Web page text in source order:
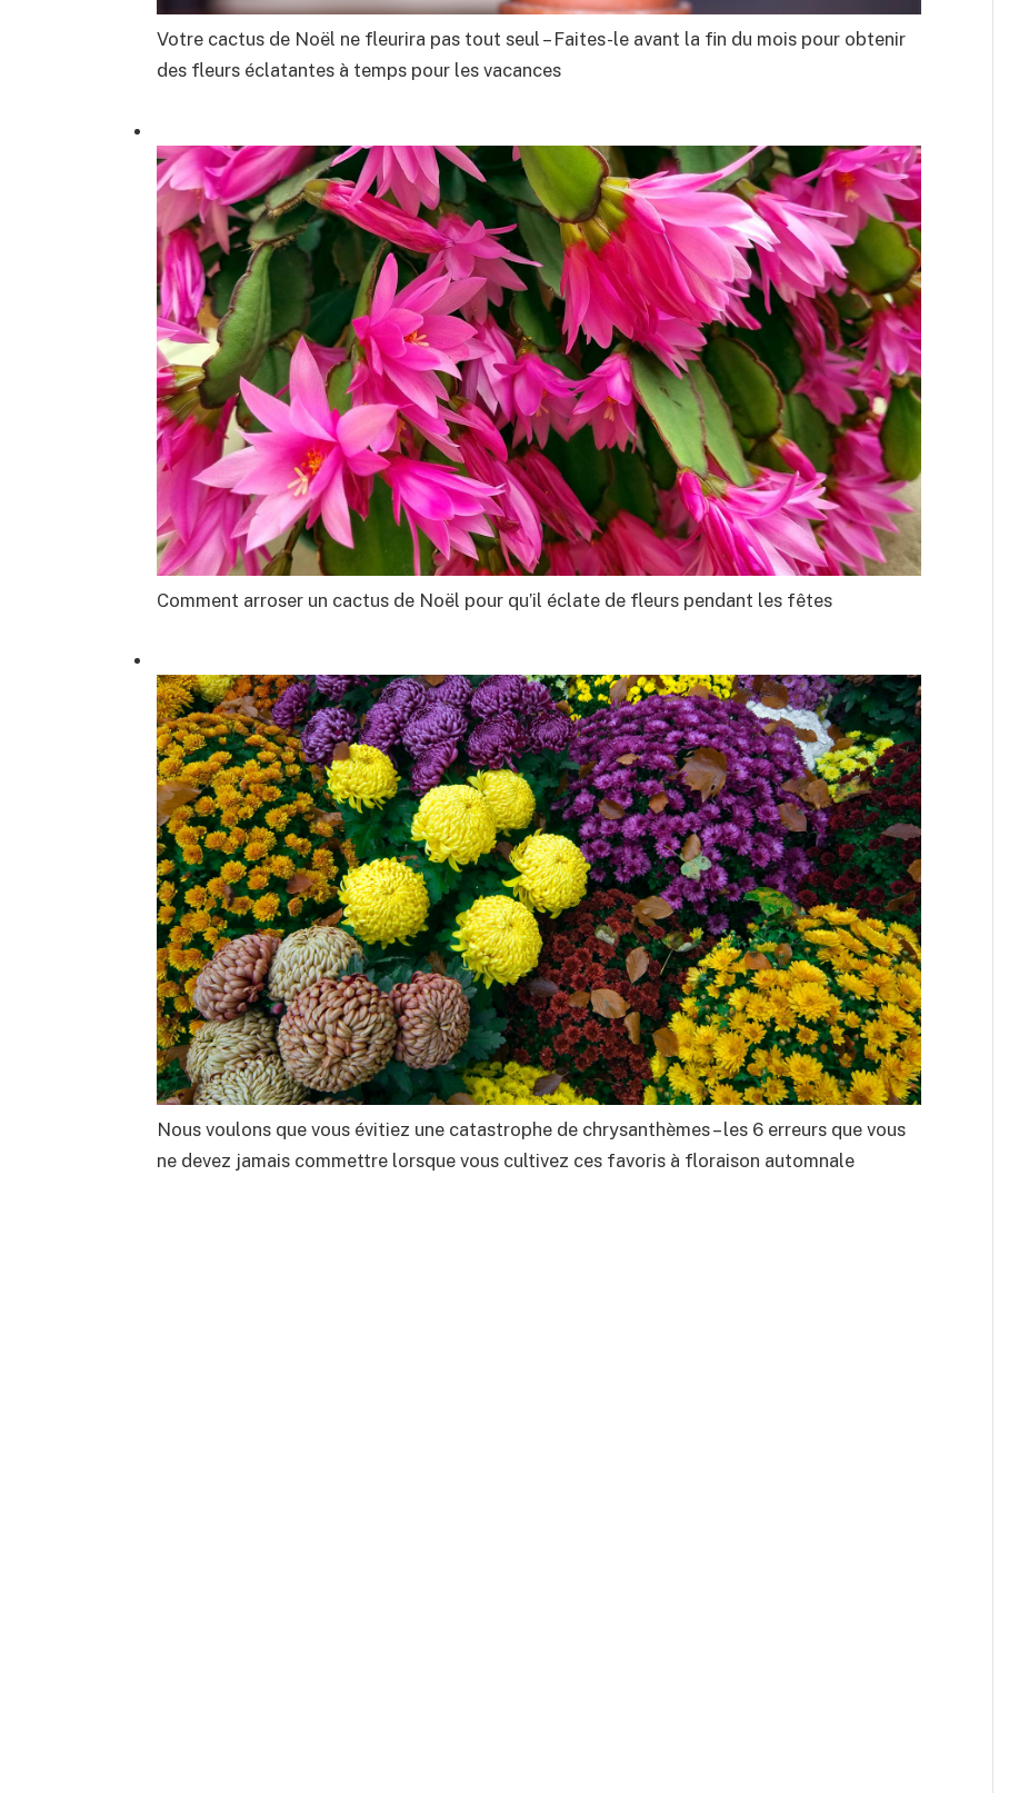
Votre cactus de Noël ne fleurira pas tout seul – Faites-le avant la fin du mois pour obtenir
des fleurs éclatantes à temps pour les vacances
Comment arroser un cactus de Noël pour qu’il éclate de fleurs pendant les fêtes
Nous voulons que vous évitiez une catastrophe de chrysanthèmes – les 6 erreurs que vous
ne devez jamais commettre lorsque vous cultivez ces favoris à floraison automnale